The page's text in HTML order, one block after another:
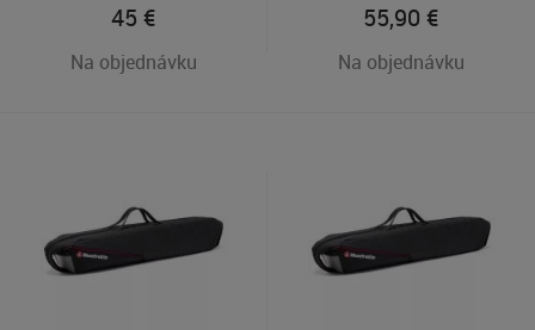
45 €
Na objednávku
55,90 €
Na objednávku